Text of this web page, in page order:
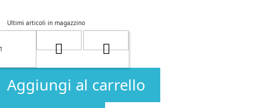
Ultimi articoli in magazzino
Aggiungi al carrello